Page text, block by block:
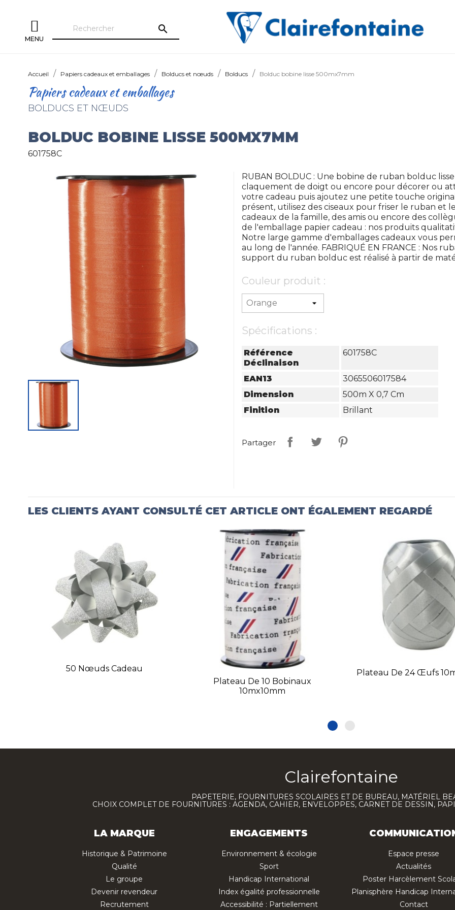
MENU
search
Accueil Papiers cadeaux et emballages Bolducs et nœuds Bolducs Bolduc bobine lisse 500mx7mm
Papiers cadeaux et emballages
BOLDUCS ET NŒUDS
BOLDUC BOBINE LISSE 500MX7MM
601758C
RUBAN BOLDUC : Une bobine de ruban bolduc
claquement de doigt ou encore pour décorer ou
votre cadeau puis ajoutez une petite touche
présent, utilisez des ciseaux pour friser le ruban et
cadeaux de la famille, des amis ou encore des
de l'emballage papier cadeau : nos produits
Notre large gamme d'emballages cadeaux vous
au long de l'année. FABRIQUÉ EN FRANCE : Nos
support du ruban bolduc est réalisé à partir de
Couleur produit :
Spécifications :
Référence
Déclinaison
601758C
EAN13
3065506017584
Dimension
500m X 0,7 Cm
Finition
Brillant
Partager
LES CLIENTS AYANT CONSULTÉ CET ARTICLE ONT ÉGALEMENT REGARDÉ
50 Nœuds Cadeau
Plateau De 10 Bobinaux
10mx10mm
Plateau De 24 Œufs
Clairefontaine
PAPETERIE, FOURNITURES SCOLAIRES ET DE BUREAU, MATÉRIEL
CHOIX COMPLET DE FOURNITURES : AGENDA, CAHIER, ENVELOPPES, CARNET DE DESSIN,
LA MARQUE
Historique & Patrimoine
Qualité
Le groupe
Devenir revendeur
Recrutement
ENGAGEMENTS
Environnement & écologie
Sport
Handicap International
Index égalité professionnelle
Accessibilité : Partiellement
Espace presse
Actualités
Poster Harcèlement
Planisphère Handicap
Contact